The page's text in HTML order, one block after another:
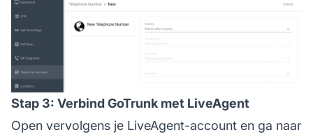
Stap 3: Verbind GoTrunk met LiveAgent
Open vervolgens je LiveAgent-account en ga naar